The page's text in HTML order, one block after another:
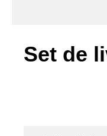
Set de